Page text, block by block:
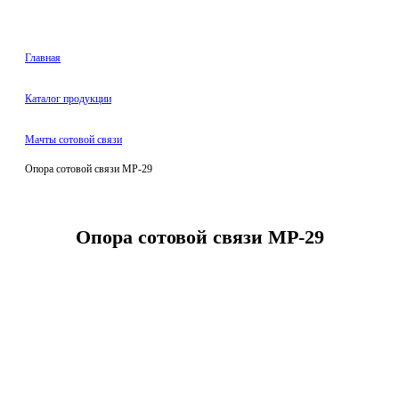
Главная
Каталог продукции
Мачты сотовой связи
Опора сотовой связи МР-29
Опора сотовой связи МР-29